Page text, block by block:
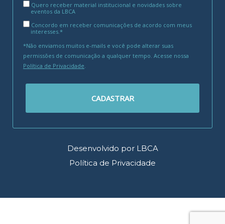
Quero receber material institucional e novidades sobre
eventos da LBCA
Concordo em receber comunicações de acordo com meus
interesses.*
*Não enviamos muitos e-mails e você pode alterar suas
permissões de comunicação a qualquer tempo. Acesse nossa
Política de Privacidade.
CADASTRAR
Desenvolvido por LBCA
Política de Privacidade